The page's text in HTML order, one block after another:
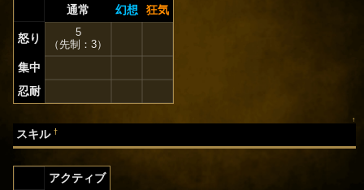
通常 幻想 狂気
怒り
5
（先制：3）
集中
忍耐
↑
スキル†
アクティブ